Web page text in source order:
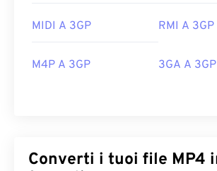
MIDI A 3GP RMI A 3GP
M4P A 3GP 3GA A 3GP
Converti i tuoi file MP4 in altri